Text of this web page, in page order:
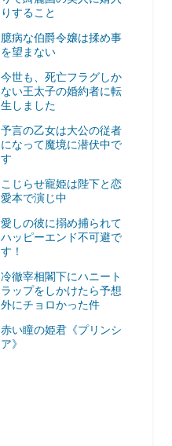
りすること
臆病な伯爵令嬢は揉め事
を望まない
今世も、死亡フラグしか
ない王太子の婚約者に転
生しました
予言の乙女は大公の従者
になって魔境に潜伏中で
す
こじらせ寵姫は陛下と恋
愛本で演じ中
愛しの彼に搦め捕られて
ハッピーエンド不可避で
す！
冷徹宰相閣下にハニート
ラップをしかけたら予想
外にチョロかった件
赤い瞳の姫君《プリンシ
ア》